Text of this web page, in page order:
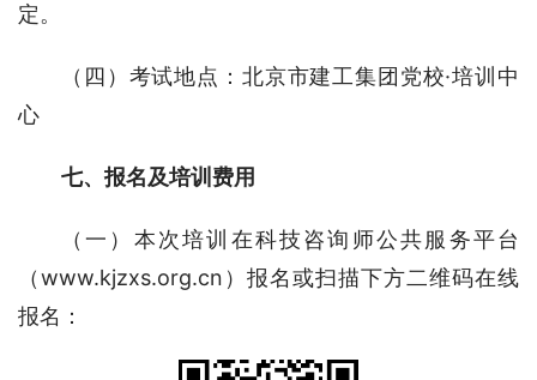
定。
（四）考试地点：北京市建工集团党校·培训中
心
七、报名及培训费用
（一）本次培训在科技咨询师公共服务平台
（www.kjzxs.org.cn）报名或扫描下方二维码在线
报名：